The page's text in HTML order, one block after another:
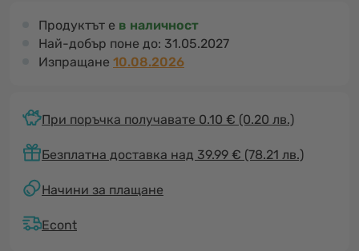
Продуктът е в наличност
Най-добър поне до: 31.05.2027
Изпращане 10.08.2026
При поръчка получавате 0.10 € (0.20 лв.)
Безплатна доставка над 39.99 € (78.21 лв.)
Начини за плащане
Econt